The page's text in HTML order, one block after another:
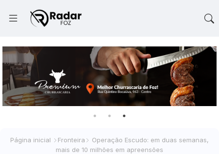
Página inicial Fronteira
Operação Escudo: em duas semanas,
mais de 10 milhões em apreensões